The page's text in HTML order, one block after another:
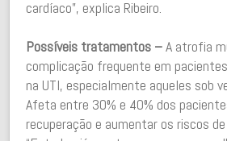
cardíaco”, explica Ribeiro.
Possíveis tratamentos –A atrofia
complicação frequente em
na UTI, especialmente aqueles sob
Afeta entre 30% e 40% dos
recuperação e aumentar os riscos